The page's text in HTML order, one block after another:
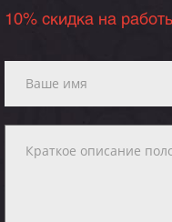
10% скидка на